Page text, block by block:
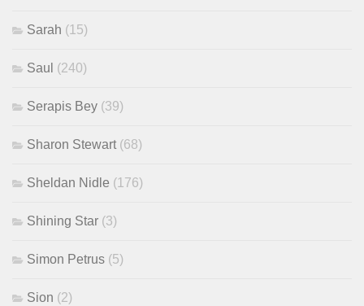
Sarah (15)
Saul (240)
Serapis Bey (39)
Sharon Stewart (68)
Sheldan Nidle (176)
Shining Star (3)
Simon Petrus (5)
Sion (2)